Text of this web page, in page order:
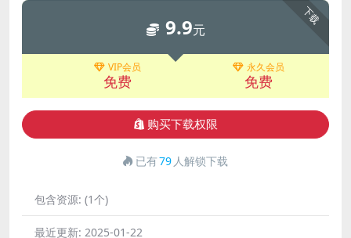
下载
9.9元
VIP会员
免费
永久会员
免费
购买下载权限
已有79 人解锁下载
包含资源: (1个)
最近更新: 2025-01-22